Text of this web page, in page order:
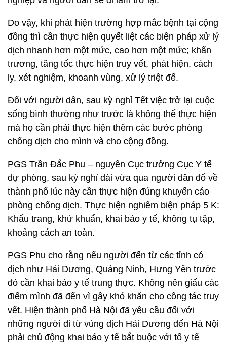
Do vậy, khi phát hiện trường hợp mắc bệnh tại cộng
đồng thì cần thực hiện quyết liệt các biện pháp xử lý
dịch nhanh hơn một mức, cao hơn một mức; khẩn
trương, tăng tốc thực hiện truy vết, phát hiện, cách
ly, xét nghiệm, khoanh vùng, xử lý triệt để.
Đối với người dân, sau kỳ nghỉ Tết việc trở lại cuộc
sống bình thường như trước là không thể thực hiện
mà họ cần phải thực hiện thêm các bước phòng
chống dịch cho mình và cho cộng đồng.
PGS Trần Đắc Phu – nguyên Cục trưởng Cục Y tế
dự phòng, sau kỳ nghỉ dài vừa qua người dân đổ về
thành phố lúc này cần thực hiện đúng khuyến cáo
phòng chống dịch. Thực hiện nghiêm biện pháp 5 K:
Khẩu trang, khử khuẩn, khai báo y tế, không tụ tập,
khoảng cách an toàn.
PGS Phu cho rằng nếu người đến từ các tỉnh có
dịch như Hải Dương, Quảng Ninh, Hưng Yên trước
đó cần khai báo y tế trung thực. Không nên giấu các
điểm mình đã đến vì gây khó khăn cho công tác truy
vết. Hiện thành phố Hà Nội đã yêu cầu đối với
những người đi từ vùng dịch Hải Dương đến Hà Nội
phải chủ động khai báo y tế bắt buộc với tổ y tế